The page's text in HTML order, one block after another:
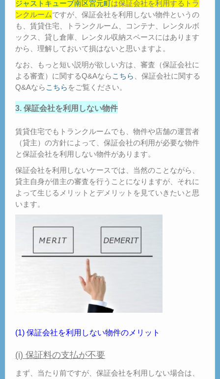
ジャストキューブ南区宮元町は保証会社を利用するトラ
ンクルームですが、保証会社を利用しない物件というの
も、賃貸住宅、トランクルーム、コンテナ、レンタルボ
ックス、貸し倉庫、レンタル収納スペースにはあります
から、理解しておいて損はないと思いますよ。
なお、もっと短い説明が欲しい方は、審査（保証会社に
よる審査）に関するQ&Aなら こちら 、保証会社に関する
Q&Aなら こちら をご覧ください。
3. 保証会社を利用しない物件
賃貸住宅でもトランクルームでも、物件や店舗の運営者
（貸主）の方針によって、保証会社の利用が必要な物件
と保証会社を利用しない物件があります。
保証会社を利用しないケースでは、当然のことながら、
貸主自身が借主の審査を行うことになりますが、それに
よって生じるメリットとデメリットを見ていきたいと思
います。
(1) 保証会社を利用しない物件のメリット
(i) 保証料の支払が不要
まず、当たり前ですが、保証会社を利用しない場合は、